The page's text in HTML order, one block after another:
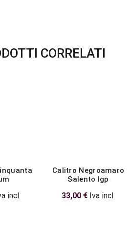
CORRELATI
incl.
Calitro Negroamaro
Salento Igp
33,00 € Iva incl.